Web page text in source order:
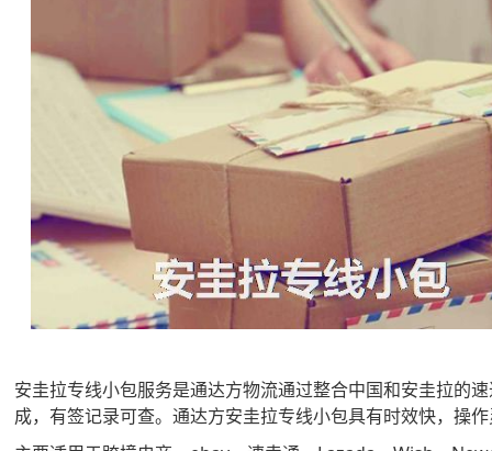
安圭拉专线小包服务是通达方物流通过整合中国和安圭拉的
成，有签记录可查。通达方安圭拉专线小包具有时效快，操